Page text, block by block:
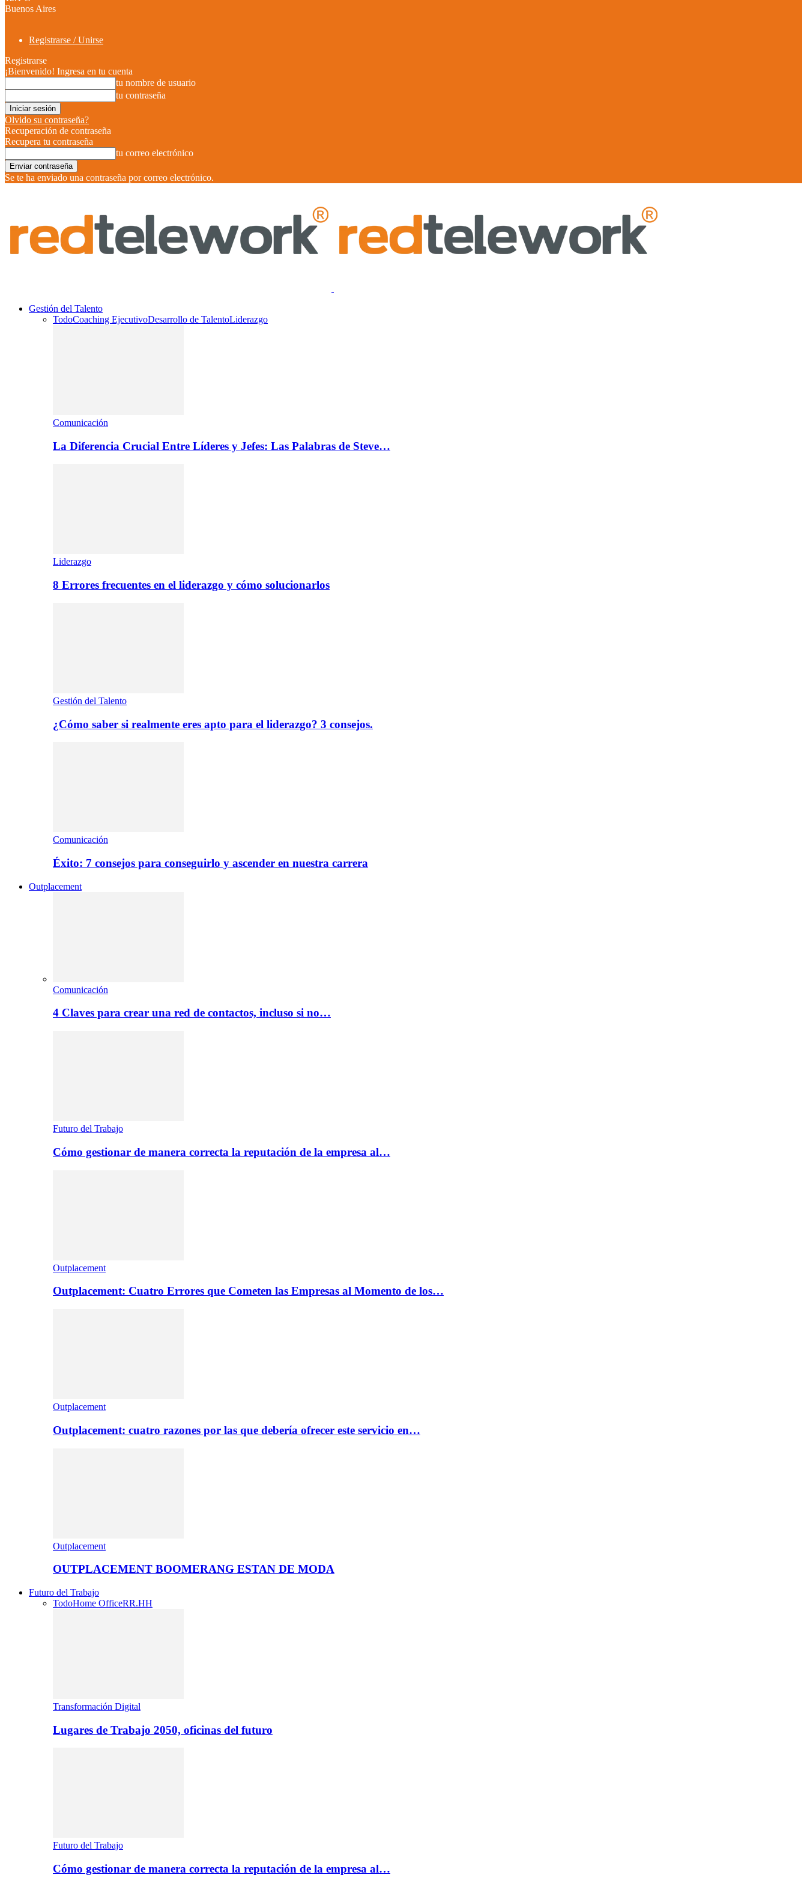
Buenos Aires
Registrarse / Unirse
Registrarse
¡Bienvenido! Ingresa en tu cuenta
tu nombre de usuario
tu contraseña
Olvido su contraseña?
Recuperación de contraseña
Recupera tu contraseña
tu correo electrónico
Se te ha enviado una contraseña por correo electrónico.
Gestión del Talento
TodoCoaching EjecutivoDesarrollo de TalentoLiderazgo
Comunicación
La Diferencia Crucial Entre Líderes y Jefes: Las Palabras de Steve…
Liderazgo
8 Errores frecuentes en el liderazgo y cómo solucionarlos
Gestión del Talento
¿Cómo saber si realmente eres apto para el liderazgo? 3 consejos.
Comunicación
Éxito: 7 consejos para conseguirlo y ascender en nuestra carrera
Outplacement
Comunicación
4 Claves para crear una red de contactos, incluso si no…
Futuro del Trabajo
Cómo gestionar de manera correcta la reputación de la empresa al…
Outplacement
Outplacement: Cuatro Errores que Cometen las Empresas al Momento de los…
Outplacement
Outplacement: cuatro razones por las que debería ofrecer este servicio en…
Outplacement
OUTPLACEMENT BOOMERANG ESTAN DE MODA
Futuro del Trabajo
TodoHome OfficeRR.HH
Transformación Digital
Lugares de Trabajo 2050, oficinas del futuro
Futuro del Trabajo
Cómo gestionar de manera correcta la reputación de la empresa al…